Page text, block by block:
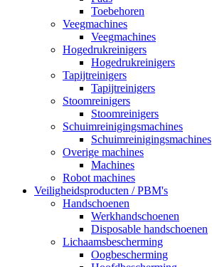
Toebehoren
Veegmachines
Veegmachines
Hogedrukreinigers
Hogedrukreinigers
Tapijtreinigers
Tapijtreinigers
Stoomreinigers
Stoomreinigers
Schuimreinigingsmachines
Schuimreinigingsmachines
Overige machines
Machines
Robot machines
Veiligheidsproducten / PBM's
Handschoenen
Werkhandschoenen
Disposable handschoenen
Lichaamsbescherming
Oogbescherming